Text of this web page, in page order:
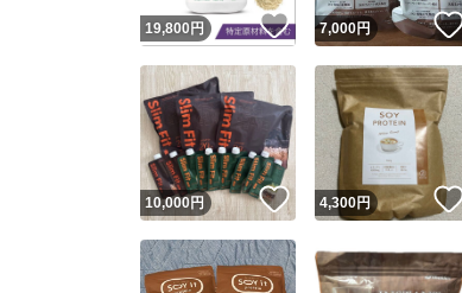
19,800 円 いいね！
7,000円
10,000円 いいね！
4,300円